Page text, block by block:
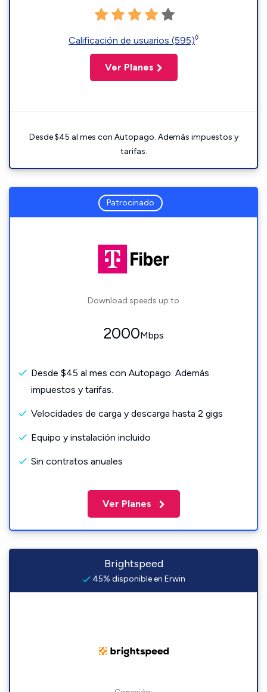
Calificación de usuarios (595)◊
Ver Planes
Desde $45 al mes con Autopago. Además impuestos y
tarifas.
Patrocinado
Download speeds up to
2000Mbps
Desde $45 al mes con Autopago. Además
impuestos y tarifas.
Velocidades de carga y descarga hasta 2 gigs
Equipo y instalación incluido
Sin contratos anuales
Ver Planes
Brightspeed
45% disponible en Erwin